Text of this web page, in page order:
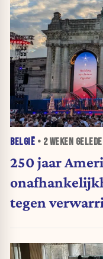
BELGIË • 2 WEKEN
250 jaar
tegen